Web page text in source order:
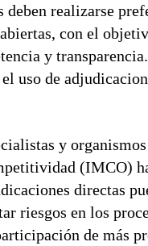
realizarse
con el
y
uso de
y
(IMCO)
directas
riesgos en los
de más